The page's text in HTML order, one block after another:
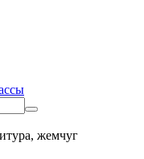
жемчуг